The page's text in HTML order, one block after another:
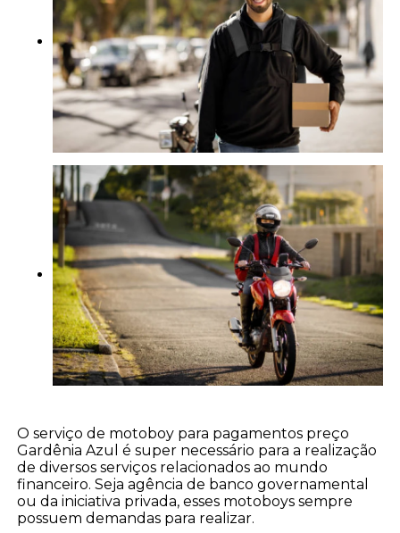
O serviço de motoboy para pagamentos preço
Gardênia Azul é super necessário para a realização
de diversos serviços relacionados ao mundo
financeiro. Seja agência de banco governamental
ou da iniciativa privada, esses motoboys sempre
possuem demandas para realizar.